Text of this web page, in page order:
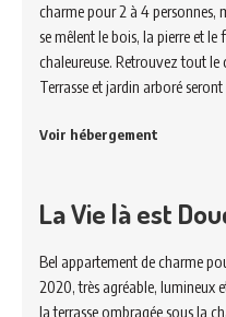
charme pour 2 à 4 personnes,
se mêlent le bois, la pierre et
chaleureuse. Retrouvez tout
Terrasse et jardin arboré
Voir hébergement
La Vie là est
Bel appartement de charme
2020, très agréable, lumineux
la terrasse ombragée sous la